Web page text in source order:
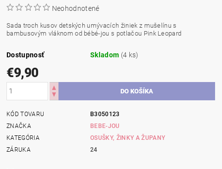
Neohodnotené
Sada troch kusov detských umývacích žiniek z mušelínu s
bambusovým vláknom od bébé-jou s potlačou Pink Leopard
Dostupnosť Skladom (4 ks)
€9,90
KÓD TOVARU
B3050123
ZNAČKA
BEBE-JOU
KATEGÓRIA
OSUŠKY, ŽINKY A ŽUPANY
ZÁRUKA
24